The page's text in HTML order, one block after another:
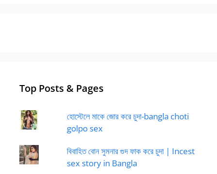
Top Posts & Pages
হোস্টেলে মাকে জোর করে চুদা-bangla choti
golpo sex
বিবাহিত বোন সুমনার গুদ ফাক করে চুদা | Incest
sex story in Bangla